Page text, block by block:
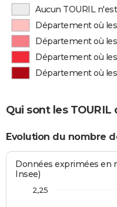
Aucun TOURIL
Département où
Département où
Département où
Département où
Qui sont les
Evolution du nombre
Données exprimées en
Insee)
2,25